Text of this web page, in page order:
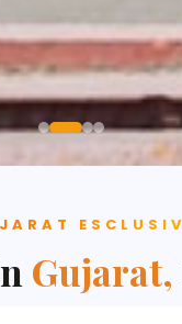
Gujarat,